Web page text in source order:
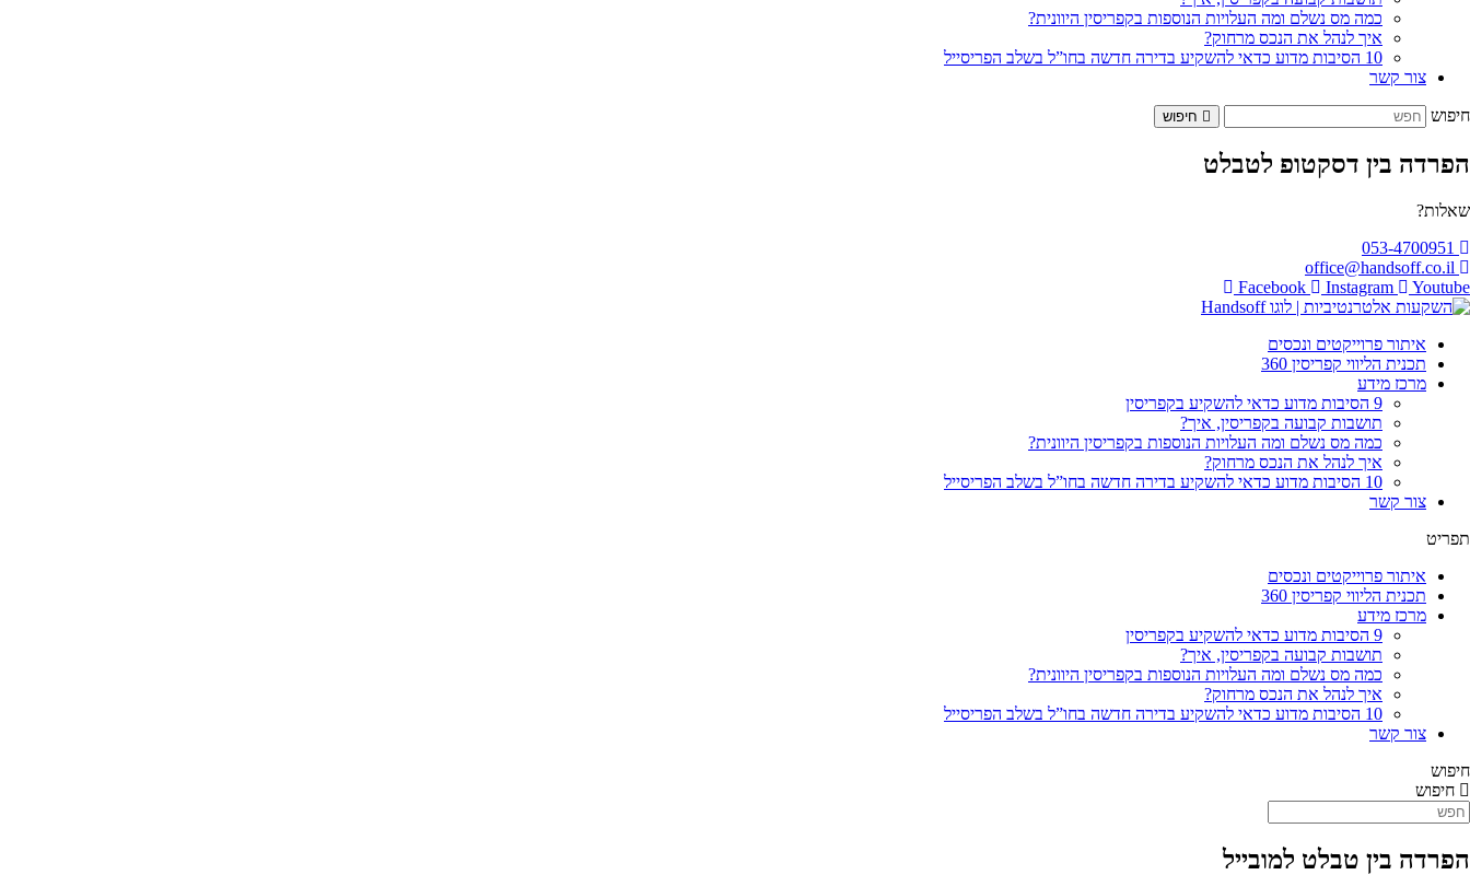
כמה מס נשלם ומה העלויות הנוספות בקפריסין היוונית?
איך לנהל את הנכס מרחוק?
10 הסיבות מדוע כדאי להשקיע בדירה חדשה בחו”ל בשלב הפריסייל
צור קשר
חיפוש חיפוש
הפרדה בין דסקטופ לטבלט
שאלות?
053-4700951
office@handsoff.co.il
Facebook
Instagram Youtube
איתור פרוייקטים ונכסים
תכנית הליווי קפריסין 360
מרכז מידע
9 הסיבות מדוע כדאי להשקיע בקפריסין
תושבות קבועה בקפריסין, איך?
כמה מס נשלם ומה העלויות הנוספות בקפריסין היוונית?
איך לנהל את הנכס מרחוק?
10 הסיבות מדוע כדאי להשקיע בדירה חדשה בחו”ל בשלב הפריסייל
צור קשר
תפריט
איתור פרוייקטים ונכסים
תכנית הליווי קפריסין 360
מרכז מידע
9 הסיבות מדוע כדאי להשקיע בקפריסין
תושבות קבועה בקפריסין, איך?
כמה מס נשלם ומה העלויות הנוספות בקפריסין היוונית?
איך לנהל את הנכס מרחוק?
10 הסיבות מדוע כדאי להשקיע בדירה חדשה בחו”ל בשלב הפריסייל
צור קשר
חיפוש
חיפוש
הפרדה בין טבלט למובייל